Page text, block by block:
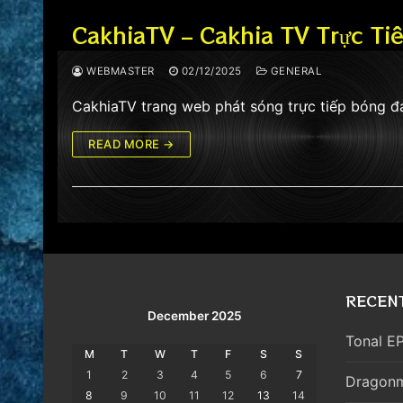
CakhiaTV – Cakhia TV Trực
WEBMASTER 02/12/2025 GENERAL
CakhiaTV trang web phát sóng trực tiếp bóng
READ MORE →
December 2025
M T W T F S
S
1
2 3 4 5 6
7
8
9 10 11 12 13 14
Tonal